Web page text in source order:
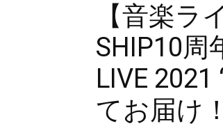
【音楽ラ
SHIP10周
LIVE
てお届け